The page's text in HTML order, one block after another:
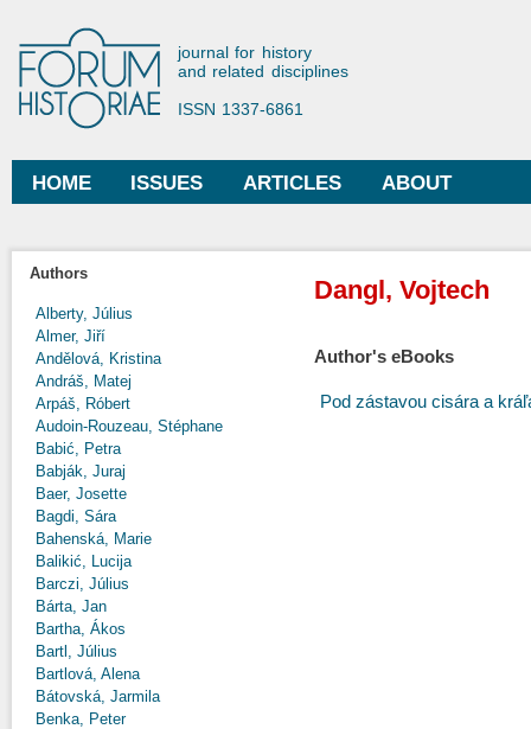
Forum Historiae
journal for history
and related disciplines
ISSN 1337-6861
Main menu
HOME ISSUES ARTICLES ABOUT
Authors
Alberty, Július
Almer, Jiří
Andělová, Kristina
Andráš, Matej
Arpáš, Róbert
Audoin-Rouzeau, Stéphane
Babić, Petra
Babják, Juraj
Baer, Josette
Bagdi, Sára
Bahenská, Marie
Balikić, Lucija
Barczi, Július
Bárta, Jan
Bartha, Ákos
Bartl, Július
Bartlová, Alena
Bátovská, Jarmila
Benka, Peter
Dangl, Vojtech
Author's eBooks
Pod zástavou cisára a